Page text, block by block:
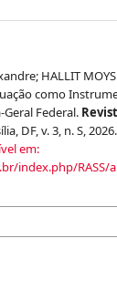
HALLIT
como
Federal.
DF, v. 3, n. S, 2026.
em:
index.php/RASS/